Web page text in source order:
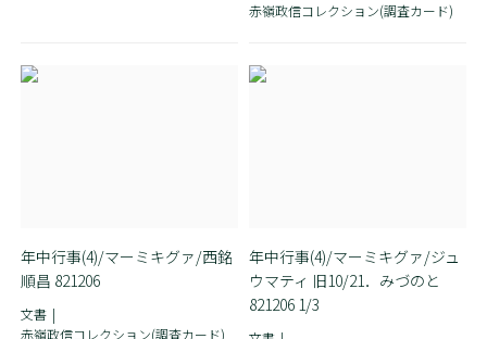
赤嶺政信コレクション(調査カード)
年中行事(4)/マーミキグァ/西銘
順昌 821206
文書
赤嶺政信コレクション(調査カード)
年中行事(4)/マーミキグァ/ジュ
ウマティ 旧10/21．みづのと
821206 1/3